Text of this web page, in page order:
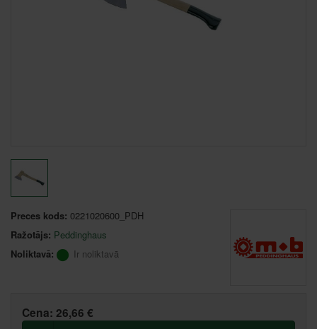
Preces kods: 0221020600_PDH
Ražotājs: Peddinghaus
Noliktavā:
Ir noliktavā
Cena: 26,66 €